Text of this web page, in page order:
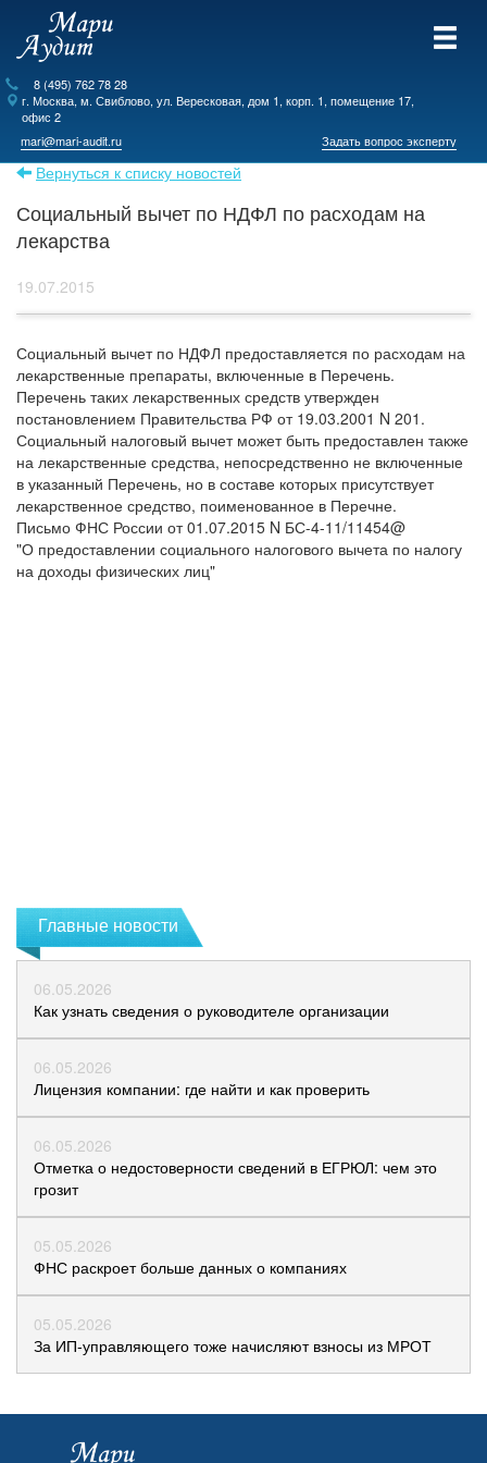
8 (495) 762 78 28
г. Москва, м. Свиблово,ул. Вересковая, дом 1, корп. 1, помещение 17,
офис 2
mari@mari-audit.ru
Задать вопрос эксперту
Вернуться к списку новостей
Социальный вычет по НДФЛ по расходам на
лекарства
19.07.2015
Социальный вычет по НДФЛ предоставляется по расходам на
лекарственные препараты, включенные в Перечень.
Перечень таких лекарственных средств утвержден
постановлением Правительства РФ от 19.03.2001 N 201.
Социальный налоговый вычет может быть предоставлен также
на лекарственные средства, непосредственно не включенные
в указанный Перечень, но в составе которых присутствует
лекарственное средство, поименованное в Перечне.
Письмо ФНС России от 01.07.2015 N БС-4-11/11454@
"О предоставлении социального налогового вычета по налогу
на доходы физических лиц"
Главные новости
06.05.2026
Как узнать сведения о руководителе организации
06.05.2026
Лицензия компании: где найти и как проверить
06.05.2026
Отметка о недостоверности сведений в ЕГРЮЛ: чем это
грозит
05.05.2026
ФНС раскроет больше данных о компаниях
05.05.2026
За ИП-управляющего тоже начисляют взносы из МРОТ